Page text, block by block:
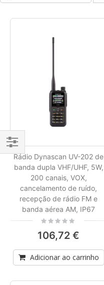
Rádio Dynascan UV-202 de
banda dupla VHF/UHF, 5W,
200 canais, VOX,
cancelamento de ruído,
recepção de rádio FM e
banda aérea AM, IP67
Rating:
106,72 €
Adicionar ao carrinho
Filtrar
Por